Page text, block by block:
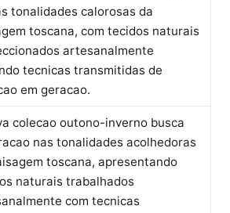
tonalidades calorosas da
toscana, com tecidos naturais
artesanalmente
tecnicas transmitidas de
em geracao.
colecao outono-inverno busca
nas tonalidades acolhedoras
toscana, apresentando
naturais trabalhados
com tecnicas